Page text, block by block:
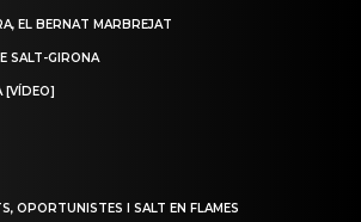
EL BERNAT MARBREJAT
SALT-GIRONA
[VÍDEO]
OPORTUNISTES I SALT EN FLAMES